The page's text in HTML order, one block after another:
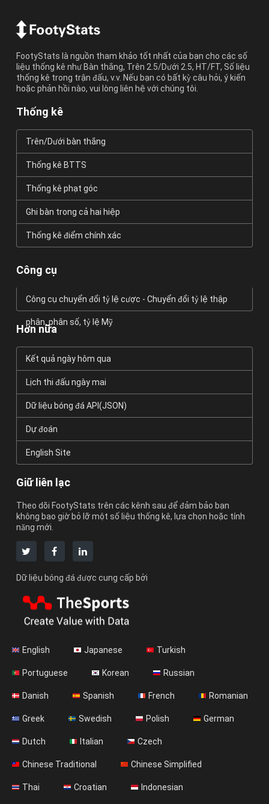
FootyStats là nguồn tham khảo tốt nhất của bạn cho các số
liệu thống kê như Bàn thắng, Trên 2.5/Dưới 2.5, HT/FT, Số liệu
thống kê trong trận đấu, v.v. Nếu bạn có bất kỳ câu hỏi, ý kiến
hoặc phản hồi nào, vui lòng liên hệ với chúng tôi.
Thống kê
Trên/Dưới bàn thắng
Thống kê BTTS
Thống kê phạt góc
Ghi bàn trong cả hai hiệp
Thống kê điểm chính xác
Công cụ
Công cụ chuyển đổi tỷ lệ cược - Chuyển đổi tỷ lệ thập
phân, phân số, tỷ lệ Mỹ
Hơn nữa
Kết quả ngày hôm qua
Lịch thi đấu ngày mai
Dữ liệu bóng đá API(JSON)
Dự đoán
English Site
Giữ liên lạc
Theo dõi FootyStats trên các kênh sau để đảm bảo bạn
không bao giờ bỏ lỡ một số liệu thống kê, lựa chọn hoặc tính
năng mới.
Dữ liệu bóng đá được cung cấp bởi
English Japanese Turkish
Portuguese Korean Russian
Danish Spanish French Romanian
Greek Swedish Polish German
Dutch Italian Czech
Chinese Traditional Chinese Simplified
Thai Croatian Indonesian